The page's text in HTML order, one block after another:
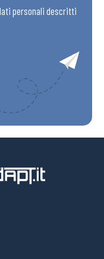
personali descritti